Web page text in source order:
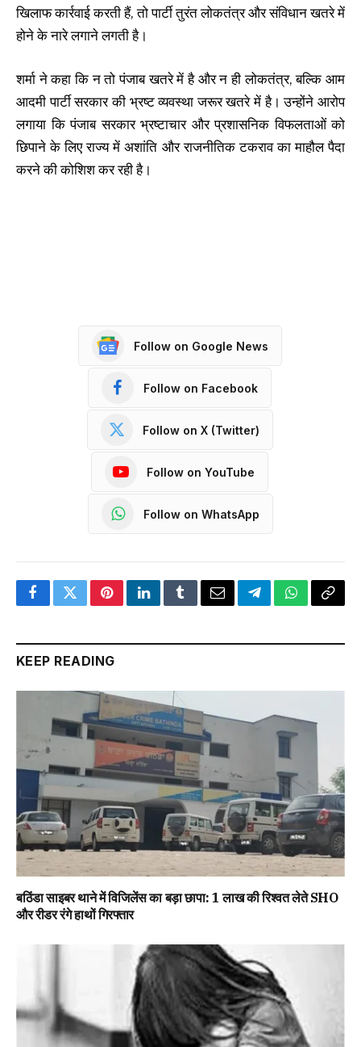
खिलाफ कार्रवाई करती हैं, तो पार्टी तुरंत लोकतंत्र और संविधान खतरे में
होने के नारे लगाने लगती है।
शर्मा ने कहा कि न तो पंजाब खतरे में है और न ही लोकतंत्र, बल्कि आम
आदमी पार्टी सरकार की भ्रष्ट व्यवस्था जरूर खतरे में है। उन्होंने आरोप
लगाया कि पंजाब सरकार भ्रष्टाचार और प्रशासनिक विफलताओं को
छिपाने के लिए राज्य में अशांति और राजनीतिक टकराव का माहौल पैदा
करने की कोशिश कर रही है।
Follow on Google News
Follow on Facebook
Follow on X (Twitter)
Follow on YouTube
Follow on WhatsApp
FacebookTwitterPinterestLinkedInTumblrEmailTelegramWhatsApp
Copy
KEEP READING
बठिंडा साइबर थाने में विजिलेंस का बड़ा छापा: 1 लाख की रिश्वत लेते SHO
और रीडर रंगे हाथों गिरफ्तार